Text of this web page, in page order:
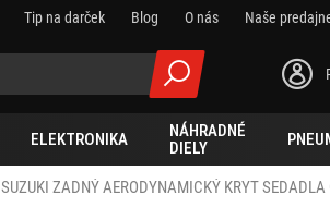
Tip na darček Blog O nás Naše
ELEKTRONIKA
NÁHRADNÉ
DIELY
SUZUKI ZADNÝ AERODYNAMICKÝ KRYT